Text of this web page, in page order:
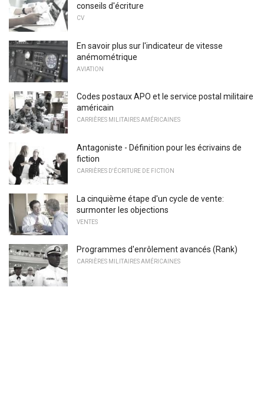
conseils d'écriture
CV
En savoir plus sur l'indicateur de vitesse
anémométrique
AVIATION
Codes postaux APO et le service postal militaire
américain
CARRIÈRES MILITAIRES AMÉRICAINES
Antagoniste - Définition pour les écrivains de
fiction
CARRIÈRES D'ÉCRITURE DE FICTION
La cinquième étape d'un cycle de vente:
surmonter les objections
VENTES
Programmes d'enrôlement avancés (Rank)
CARRIÈRES MILITAIRES AMÉRICAINES